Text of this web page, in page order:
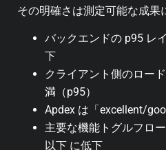
その明確さは測定可能な成果
バックエンドの p95 レ
下
クライアント側のロー
満（p95）
Apdex は「excellent/
主要な機能トグルフロ
以下 に低下